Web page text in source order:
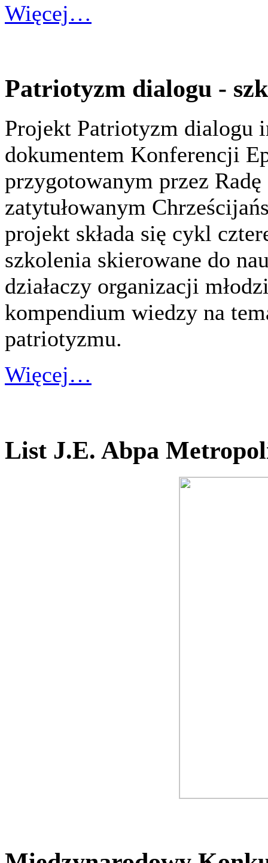
Więcej…
Patriotyzm dialogu -
Projekt Patriotyzm dialogu
dokumentem Konferencji
przygotowanym przez Radę
zatytułowanym
projekt składa się cykl
szkolenia skierowane do
działaczy organizacji
kompendium wiedzy na
patriotyzmu.
Więcej…
List J.E. Abpa